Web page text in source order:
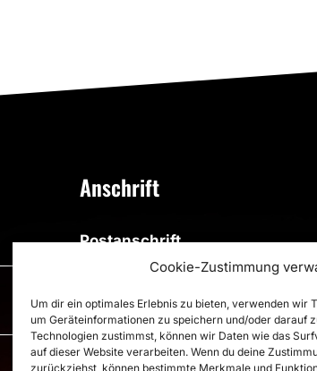
Cookie-Zustimmung
Um dir ein optimales Erlebnis zu bieten, verwenden wir
um Geräteinformationen zu speichern und/oder darauf
Technologien zustimmst, können wir Daten wie das
auf dieser Website verarbeiten. Wenn du deine
zurückziehst, können bestimmte Merkmale und
Anschrift
Postanschrift
RSV Altenbögge-Bönen 1951 e.V.
Sporthalle
Sporthalle im Schulzentrum